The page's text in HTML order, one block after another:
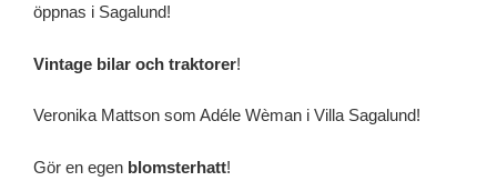
öppnas i Sagalund!
Vintage bilar och traktorer!
Veronika Mattson som Adéle Wèman i Villa Sagalund!
Gör en egen blomsterhatt!